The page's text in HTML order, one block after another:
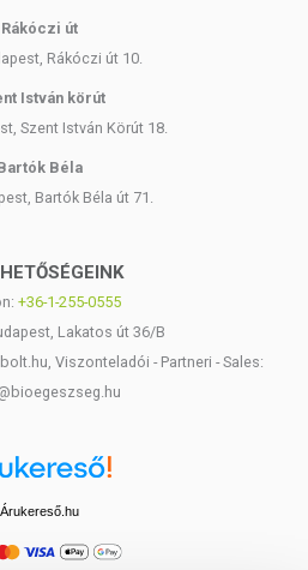
Rákóczi út
Rákóczi út 10.
István körút
Szent István Körút 18.
Béla
Bartók Béla út 71.
+36-1-255-0555
Lakatos út 36/B
Viszonteladói - Partneri - Sales:
Árukereső.hu